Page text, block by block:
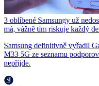
3 oblíbené Samsungy už
má, vážně tím riskuje každý
Samsung definitivně vyřadil
M33 5G ze seznamu
nepřijde.